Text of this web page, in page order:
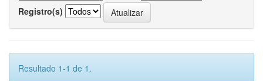
Registro(s)
Resultado 1-1 de 1.